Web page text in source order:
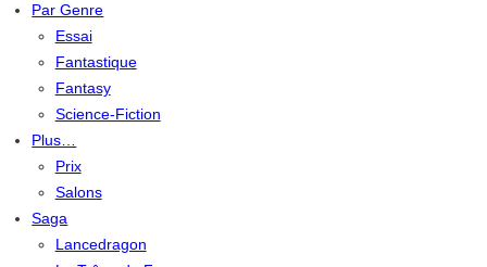
Par Genre
Essai
Fantastique
Fantasy
Science-Fiction
Plus…
Prix
Salons
Saga
Lancedragon